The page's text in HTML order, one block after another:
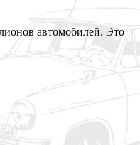
автомобилей. Это